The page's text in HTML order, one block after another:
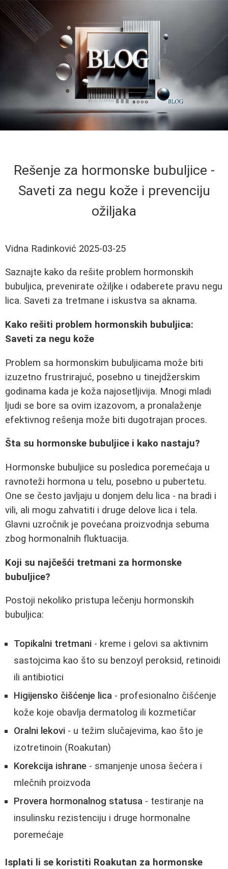
Rešenje za hormonske bubuljice -
Saveti za negu kože i prevenciju
ožiljaka
Vidna Radinković 2025-03-25
Saznajte kako da rešite problem hormonskih
bubuljica, prevenirate ožiljke i odaberete pravu negu
lica. Saveti za tretmane i iskustva sa aknama.
Kako rešiti problem hormonskih bubuljica:
Saveti za negu kože
Problem sa hormonskim bubuljicama može biti
izuzetno frustrirajuć, posebno u tinejdžerskim
godinama kada je koža najosetljivija. Mnogi mladi
ljudi se bore sa ovim izazovom, a pronalaženje
efektivnog rešenja može biti dugotrajan proces.
Šta su hormonske bubuljice i kako nastaju?
Hormonske bubuljice su posledica poremećaja u
ravnoteži hormona u telu, posebno u pubertetu.
One se često javljaju u donjem delu lica - na bradi i
vili, ali mogu zahvatiti i druge delove lica i tela.
Glavni uzročnik je povećana proizvodnja sebuma
zbog hormonalnih fluktuacija.
Koji su najčešći tretmani za hormonske
bubuljice?
Postoji nekoliko pristupa lečenju hormonskih
bubuljica:
Topikalni tretmani - kreme i gelovi sa aktivnim
sastojcima kao što su benzoyl peroksid, retinoidi
ili antibiotici
Higijensko čišćenje lica - profesionalno čišćenje
kože koje obavlja dermatolog ili kozmetičar
Oralni lekovi - u težim slučajevima, kao što je
izotretinoin (Roakutan)
Korekcija ishrane - smanjenje unosa šećera i
mlečnih proizvoda
Provera hormonalnog statusa - testiranje na
insulinsku rezistenciju i druge hormonalne
poremećaje
Isplati li se koristiti Roakutan za hormonske